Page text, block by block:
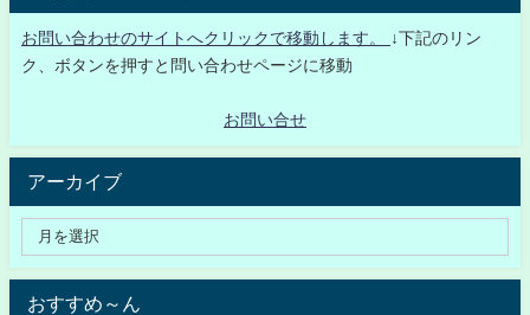
お問い合わせのサイトへクリックで移動します。
↓下記のリン
ク、ボタンを押すと問い合わせページに移動
お問い合せ
アーカイブ
おすすめ～ん